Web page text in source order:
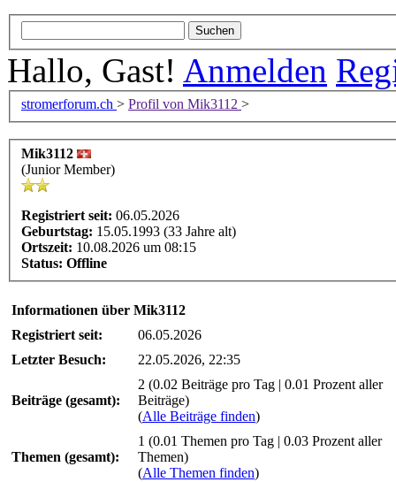
Hallo, Gast! Anmelden
stromerforum.ch > Profil von Mik3112 >
Mik3112
(Junior Member)
Registriert seit: 06.05.2026
Geburtstag: 15.05.1993 (33 Jahre alt)
Ortszeit: 10.08.2026 um 08:15
Status: Offline
Informationen über Mik3112
Registriert seit:
06.05.2026
Letzter Besuch:
22.05.2026, 22:35
Beiträge (gesamt):
2 (0.02 Beiträge pro Tag | 0.01 Prozent aller
Beiträge)
(Alle Beiträge finden)
Themen (gesamt):
1 (0.01 Themen pro Tag | 0.03 Prozent aller
Themen)
(Alle Themen finden)